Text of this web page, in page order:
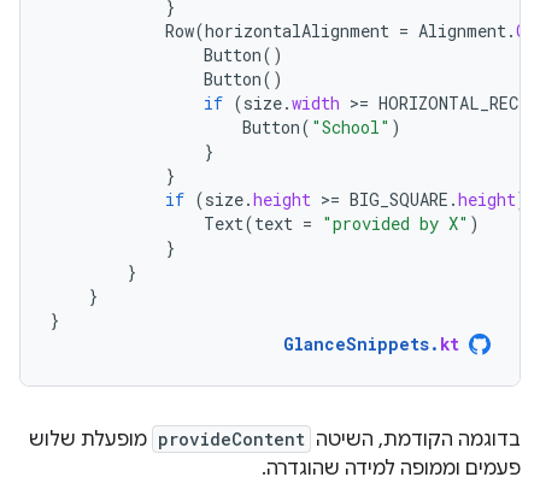
}
Row(horizontalAlignment = Alignment.
Button()
Button()
if (size.width >=
Button( "School" )
}
}
if (size.height >= BIG_SQUARE .height)
Text(text = "provided by X" )
}
}
}
}
GlanceSnippets. kt
בדוגמה הקודמת, השיטה provideContent מופעלת שלוש
פעמים וממופה למידה שהוגדרה.